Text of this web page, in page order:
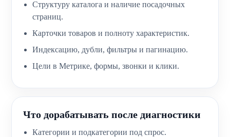
Структуру каталога и наличие посадочных
страниц.
Карточки товаров и полноту характеристик.
Индексацию, дубли, фильтры и пагинацию.
Цели в Метрике, формы, звонки и клики.
Что дорабатывать после диагностики
Категории и подкатегории под спрос.